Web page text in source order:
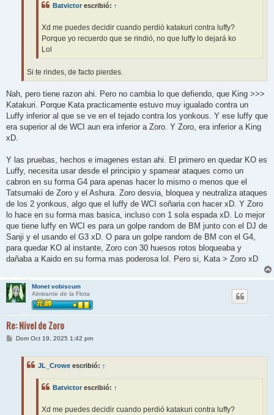
Batvictorescribió: ↑
Xd me puedes decidir cuando perdió katakuri contra luffy?
Porque yo recuerdo que se rindió, no que luffy lo dejará ko
Lol
Si te rindes, de facto pierdes.
Nah, pero tiene razon ahi. Pero no cambia lo que defiendo, que King >>>
Katakuri. Porque Kata practicamente estuvo muy igualado contra un
Luffy inferior al que se ve en el tejado contra los yonkous. Y ese luffy que
era superior al de WCI aun era inferior a Zoro. Y Zoro, era inferior a King
xD.
Y las pruebas, hechos e imagenes estan ahi. El primero en quedar KO es
Luffy, necesita usar desde el principio y spamear ataques como un
cabron en su forma G4 para apenas hacer lo mismo o menos que el
Tatsumaki de Zoro y el Ashura. Zoro desvia, bloquea y neutraliza ataques
de los 2 yonkous, algo que el luffy de WCI soñaria con hacer xD. Y Zoro
lo hace en su forma mas basica, incluso con 1 sola espada xD. Lo mejor
que tiene luffy en WCI es para un golpe random de BM junto con el DJ de
Sanji y el usando el G3 xD. O para un golpe random de BM con el G4,
para quedar KO al instante, Zoro con 30 huesos rotos bloqueaba y
dañaba a Kaido en su forma mas poderosa lol. Pero si, Kata > Zoro xD
Monet vobiscum
Almirante de la Flota
Re: Nivel de Zoro
MDom Oct 19, 2025 1:42 pm
JL_Crowe escribió: ↑
Batvictorescribió: ↑
Xd me puedes decidir cuando perdió katakuri contra luffy?